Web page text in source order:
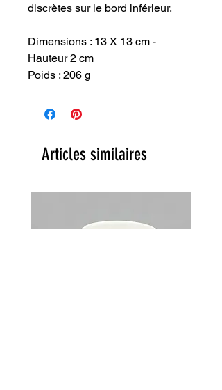
discrètes sur le bord inférieur.
Dimensions : 13 X 13 cm -
Hauteur 2 cm
Poids : 206 g
Articles similaires